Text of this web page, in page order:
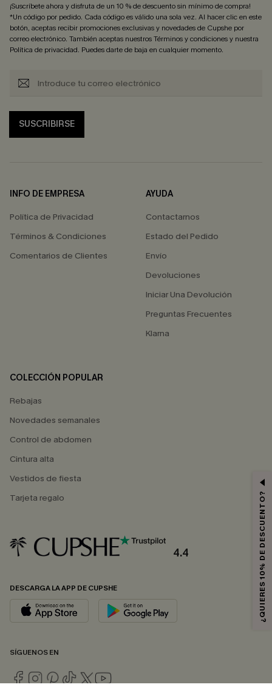
¡Suscríbete ahora y disfruta de un 10 % de descuento sin mínimo de compra!
*Un código por pedido. Cada código es válido una sola vez. Al hacer clic en este
botón, aceptas recibir promociones exclusivas y novedades de Cupshe por
correo electrónico. También aceptas nuestrosTérminos y condicionesy nuestra
Política de privacidad. Puedes darte de baja en cualquier momento.
SUSCRIBIRSE
INFO DE EMPRESA
Política de Privacidad
Términos & Condiciones
Comentarios de Clientes
AYUDA
Contactarnos
Estado del Pedido
Envío
Devoluciones
Iniciar Una Devolución
Preguntas Frecuentes
Klarna
COLECCIÓN POPULAR
Rebajas
Novedades semanales
Control de abdomen
Cintura alta
Vestidos de fiesta
Tarjeta regalo
4.4
DESCARGA LA APP DE CUPSHE
SÍGUENOS EN
¿QUIERES 10% DE DESCUENTO?